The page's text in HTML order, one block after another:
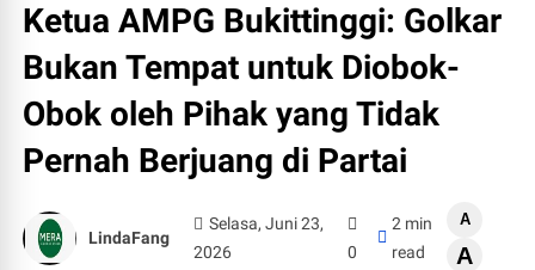
Ketua AMPG Bukittinggi: Golkar
Bukan Tempat untuk Diobok-
Obok oleh Pihak yang Tidak
Pernah Berjuang di Partai
LindaFang
Selasa, Juni 23,
2026
0
2 min
read
A
A